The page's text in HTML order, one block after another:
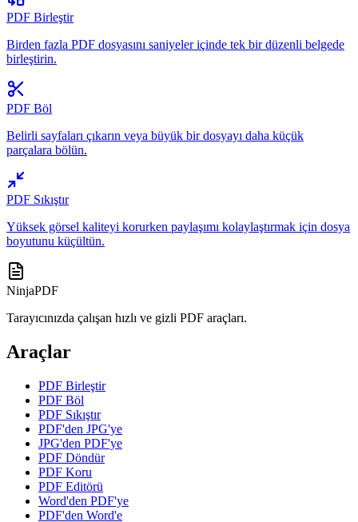
PDF Birleştir
Birden fazla PDF dosyasını saniyeler içinde tek bir düzenli belgede
birleştirin.
PDF Böl
Belirli sayfaları çıkarın veya büyük bir dosyayı daha küçük
parçalara bölün.
PDF Sıkıştır
Yüksek görsel kaliteyi korurken paylaşımı kolaylaştırmak için dosya
boyutunu küçültün.
NinjaPDF
Tarayıcınızda çalışan hızlı ve gizli PDF araçları.
Araçlar
PDF Birleştir
PDF Böl
PDF Sıkıştır
PDF'den JPG'ye
JPG'den PDF'ye
PDF Döndür
PDF Koru
PDF Editörü
Word'den PDF'ye
PDF'den Word'e